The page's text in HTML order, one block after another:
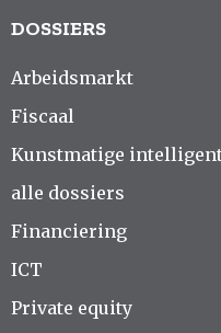
DOSSIERS
Arbeidsmarkt
Fiscaal
Kunstmatige
alle dossiers
Financiering
ICT
Private equity